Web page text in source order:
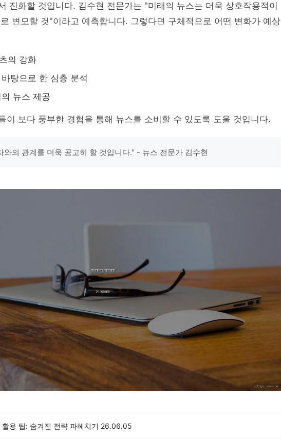
진화할 것입니다. 김수현 전문가는 "미래의 뉴스는 더욱 상호작용적이
변모할 것"이라고 예측합니다. 그렇다면 구체적으로 어떤 변화가 예상
의 강화
탕으로 한 심층 분석
뉴스 제공
이 보다 풍부한 경험을 통해 뉴스를 소비할 수 있도록 도울 것입니다.
와의 관계를 더욱 공고히 할 것입니다." - 뉴스 전문가 김수현
용 팁: 숨겨진 전략 파헤치기 26.06.05